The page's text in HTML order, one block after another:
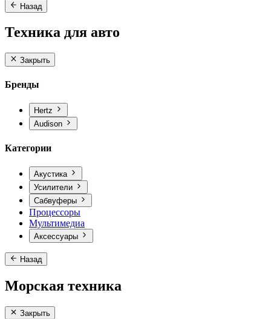
Назад
Техника для авто
Закрыть
Бренды
Hertz
Audison
Категории
Акустика
Усилители
Сабвуферы
Процессоры
Мультимедиа
Аксессуары
Назад
Морская техника
Закрыть